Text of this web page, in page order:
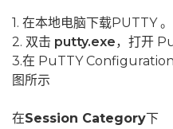
1. 在本地电脑下载PUTTY 。
2. 双击 putty.exe，打开
3.在 PuTTY Configuration
图所示
在Session Category下